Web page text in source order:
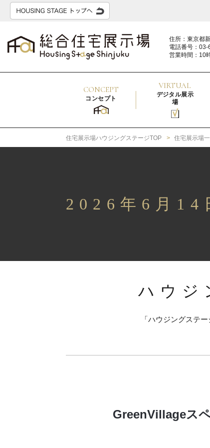
住所：東京都
電話番号：
営業時間：10
CONCEPT
コンセプト
VIRTUAL
デジタル展示
場
住宅展示場ハウジングステージTOP 住宅展示場
2026年6月14
ハウジ
「ハウジングステ
GreenVillageス